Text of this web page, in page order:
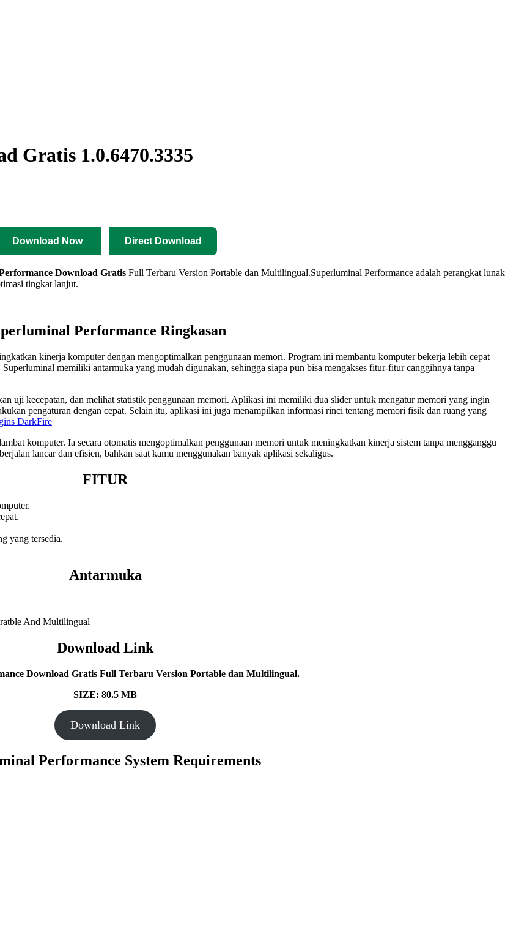
Gratis 1.0.6470.3335
Download Now Direct Download
Download Gratis Full Terbaru Version Portable dan Multilingual.Superluminal Performance adalah perangkat lunak
tingkat lanjut.
Performance Ringkasan
kinerja komputer dengan mengoptimalkan penggunaan memori. Program ini membantu komputer bekerja lebih cepat
memiliki antarmuka yang mudah digunakan, sehingga siapa pun bisa mengakses fitur-fitur canggihnya tanpa
uji kecepatan, dan melihat statistik penggunaan memori. Aplikasi ini memiliki dua slider untuk mengatur memori yang ingin
pengaturan dengan cepat. Selain itu, aplikasi ini juga menampilkan informasi rinci tentang memori fisik dan ruang yang
DarkFire
komputer. Ia secara otomatis mengoptimalkan penggunaan memori untuk meningkatkan kinerja sistem tanpa mengganggu
lancar dan efisien, bahkan saat kamu menggunakan banyak aplikasi sekaligus.
FITUR
yang tersedia.
Antarmuka
Download Link
Download Gratis Full Terbaru Version Portable dan Multilingual.
SIZE: 80.5 MB
Download Link
Performance System Requirements